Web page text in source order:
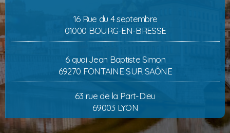
16 Rue du 4 septembre
01000 BOURG-EN-BRESSE
6 quai Jean Baptiste Simon
69270 FONTAINE SUR SAÔNE
63 rue de la Part-Dieu
69003 LYON